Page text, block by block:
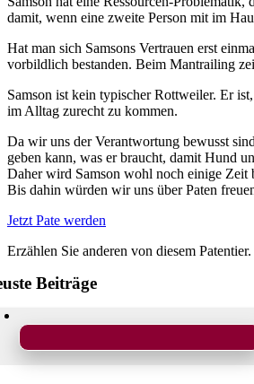
damit, wenn eine zweite Person mit im
Hat man sich Samsons Vertrauen erst
vorbildlich bestanden. Beim Mantrailing
Samson ist kein typischer Rottweiler. Er
im Alltag zurecht zu kommen.
Da wir uns der Verantwortung bewusst
geben kann, was er braucht, damit Hund
Daher wird Samson wohl noch einige Zeit
Bis dahin würden wir uns über Paten
Jetzt Pate werden
Erzählen Sie anderen von diesem Patentier.
Beiträge